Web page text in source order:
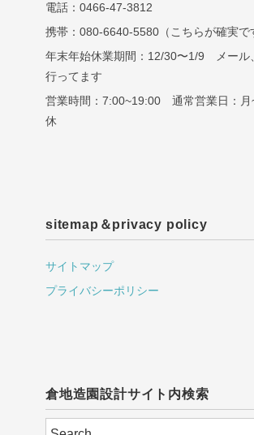
電話：0466-47-3812
携帯：080-6640-5580（こちらが確実で
年末年始休業期間：12/30〜1/9 メール
行ってます
営業時間：7:00~19:00 通常営業日：
休
sitemap＆privacy policy
サイトマップ
プライバシーポリシー
倉地造園設計サイト内検索